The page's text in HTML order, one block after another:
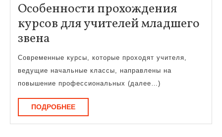
Особенности прохождения
курсов для учителей младшего
звена
прохождения
курсов
для
учителей
младшего
звена
Современные курсы, которые проходят учителя,
ведущие начальные классы, направлены на
повышение профессиональных (далее…)
ПОДРОБНЕЕПОДРОБНЕЕ